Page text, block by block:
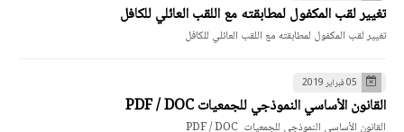
تغيير لقب المكفول لمطابقته مع اللقب العائلي للكافل
تغيير لقب المكفول لمطابقته مع اللقب العائلي للكافل
05 فبراير 2019
القانون الأساسي النموذجي للجمعيات PDF / DOC
القانون الأساسي النموذجي للجمعيات PDF / DOC